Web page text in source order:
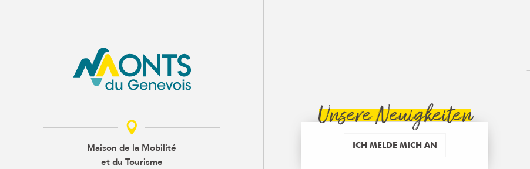
Maison de la Mobilité
et du Tourisme
Unsere Neuigkeiten
ICH MELDE MICH AN